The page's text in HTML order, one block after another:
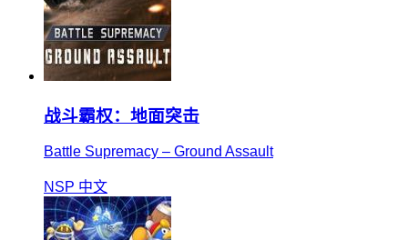
战斗霸权：地面突击
Battle Supremacy – Ground Assault
NSP 中文